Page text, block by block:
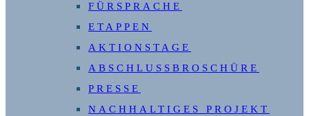
FÜRSPRACHE
ETAPPEN
AKTIONSTAGE
ABSCHLUSSBROSCHÜRE
PRESSE
NACHHALTIGES PROJEKT